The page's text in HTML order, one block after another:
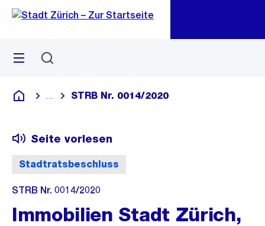
Navigation
Sprunglink
Menü
Deutsch
Blende alle Breadcrumbs ein
STRB Nr. 0014/2020
Stadtratsbeschluss
Seite vorlesen
STRB Nr. 0014/2020
Immobilien Stadt Zürich,